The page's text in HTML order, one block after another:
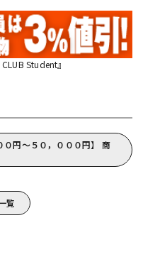
Student』
円～５０，０００円】 商
覧